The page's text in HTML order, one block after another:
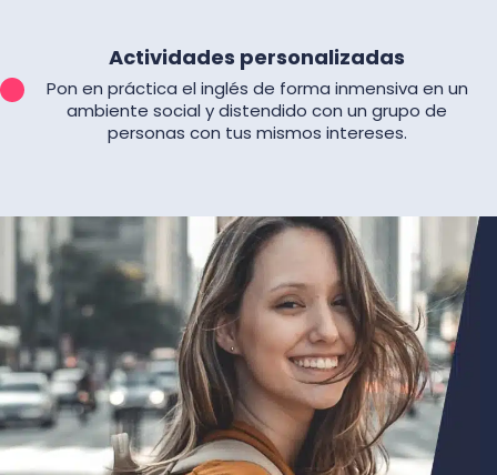
Actividades personalizadas
Pon en práctica el inglés de forma inmensiva en un
ambiente social y distendido con un grupo de
personas con tus mismos intereses.